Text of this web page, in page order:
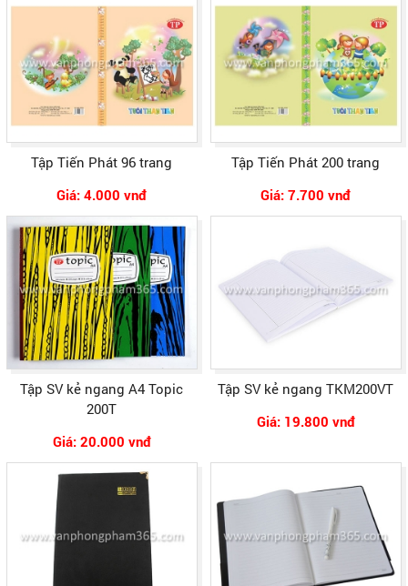
Tập Tiến Phát 96 trang
Giá: 4.000 vnđ
Tập Tiến Phát 200 trang
Giá: 7.700 vnđ
Tập SV kẻ ngang A4 Topic
200T
Giá: 20.000 vnđ
Tập SV kẻ ngang TKM200VT
Giá: 19.800 vnđ